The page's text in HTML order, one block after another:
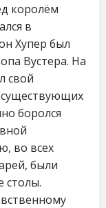
королём
в
Хупер был
Вустера. На
свой
существующих
боролся
во всех
были
столы.